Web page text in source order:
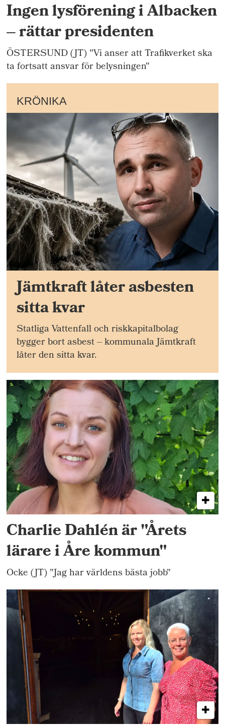
Ingen lysförening i Albacken
– rättar presidenten
ÖSTERSUND (JT) "Vi anser att Trafikverket ska
ta fortsatt ansvar för belysningen"
KRÖNIKA
Jämtkraft låter asbesten
sitta kvar
Statliga Vattenfall och riskkapitalbolag
bygger bort asbest – kommunala Jämtkraft
låter den sitta kvar.
Charlie Dahlén är "Årets
lärare i Åre kommun"
Ocke (JT) "Jag har världens bästa jobb"